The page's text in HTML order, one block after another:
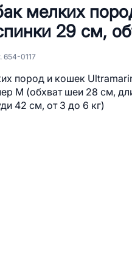
мелких
29 см,
654-0117